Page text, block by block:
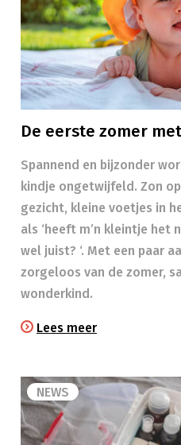
De eerste zomer
Spannend en bijzonder
kindje ongetwijfeld. Zon
gezicht, kleine voetjes in
als ‘heeft m’n kleintje het
wel juist? ‘. Met een paar
zorgeloos van de zomer,
wonderkind.
Lees meer
NEWS